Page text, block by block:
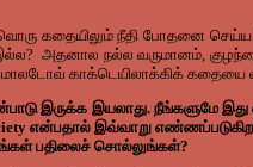
கதையிலும் நீதி
அதனால நல்ல வருமானம்,
காக்டெயிலாக்கிக்
இருக்க இயலாது. நீங்களுமே
என்பதால் இவ்வாறு
உங்கள் பதிலைச் சொல்லுங்கள்?